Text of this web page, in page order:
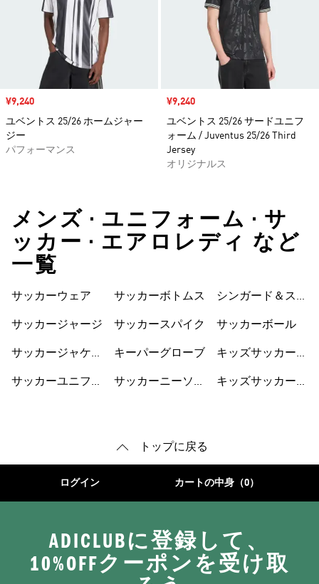
セール価格
¥9,240
ユベントス 25/26 ホームジャー
ジー
パフォーマンス
セール価格
¥9,240
ユベントス 25/26 サードユニフ
ォーム / Juventus 25/26 Third
Jersey
オリジナルス
メンズ • ユニフォーム • サ
ッカー • エアロレディ など
一覧
サッカーウェア
サッカージャージ
サッカージャケッ
サッカーユニフォ
サッカーボトムス
サッカースパイク
キーパーグローブ
サッカーニーソッ
シンガード＆スト
サッカーボール
キッズサッカーウ
キッズサッカーシ
トップに戻る
ログイン カートの中身（0）
ADICLUBに登録して、
10%OFFクーポンを受け取